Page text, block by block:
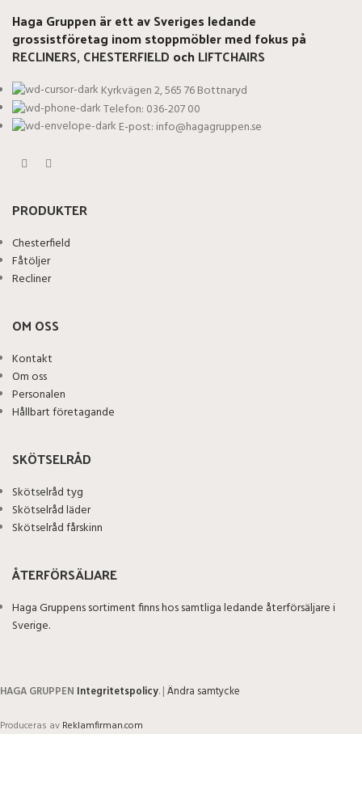
Haga Gruppen är ett av Sveriges ledande
grossistföretag inom stoppmöbler med fokus på
RECLINERS, CHESTERFIELD ochLIFTCHAIRS
Kyrkvägen 2, 565 76 Bottnaryd
Telefon: 036-207 00
E-post: info@hagagruppen.se
PRODUKTER
Chesterfield
Fåtöljer
Recliner
OM OSS
Kontakt
Om oss
Personalen
Hållbart företagande
SKÖTSELRÅD
Skötselråd tyg
Skötselråd läder
Skötselråd fårskinn
ÅTERFÖRSÄLJARE
Haga Gruppens sortiment finns hos samtliga ledande återförsäljare i
Sverige.
HAGA GRUPPEN Integritetspolicy. | Ändra samtycke
Produceras av Reklamfirman.com